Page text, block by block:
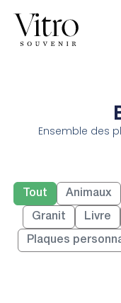
Ensemble des
Animaux
Granit Livre
Plaques
Tout